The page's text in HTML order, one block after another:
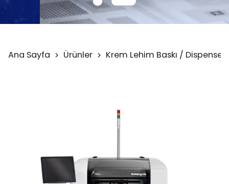
Ana Sayfa Ürünler Krem Lehim Baskı / Dispenser